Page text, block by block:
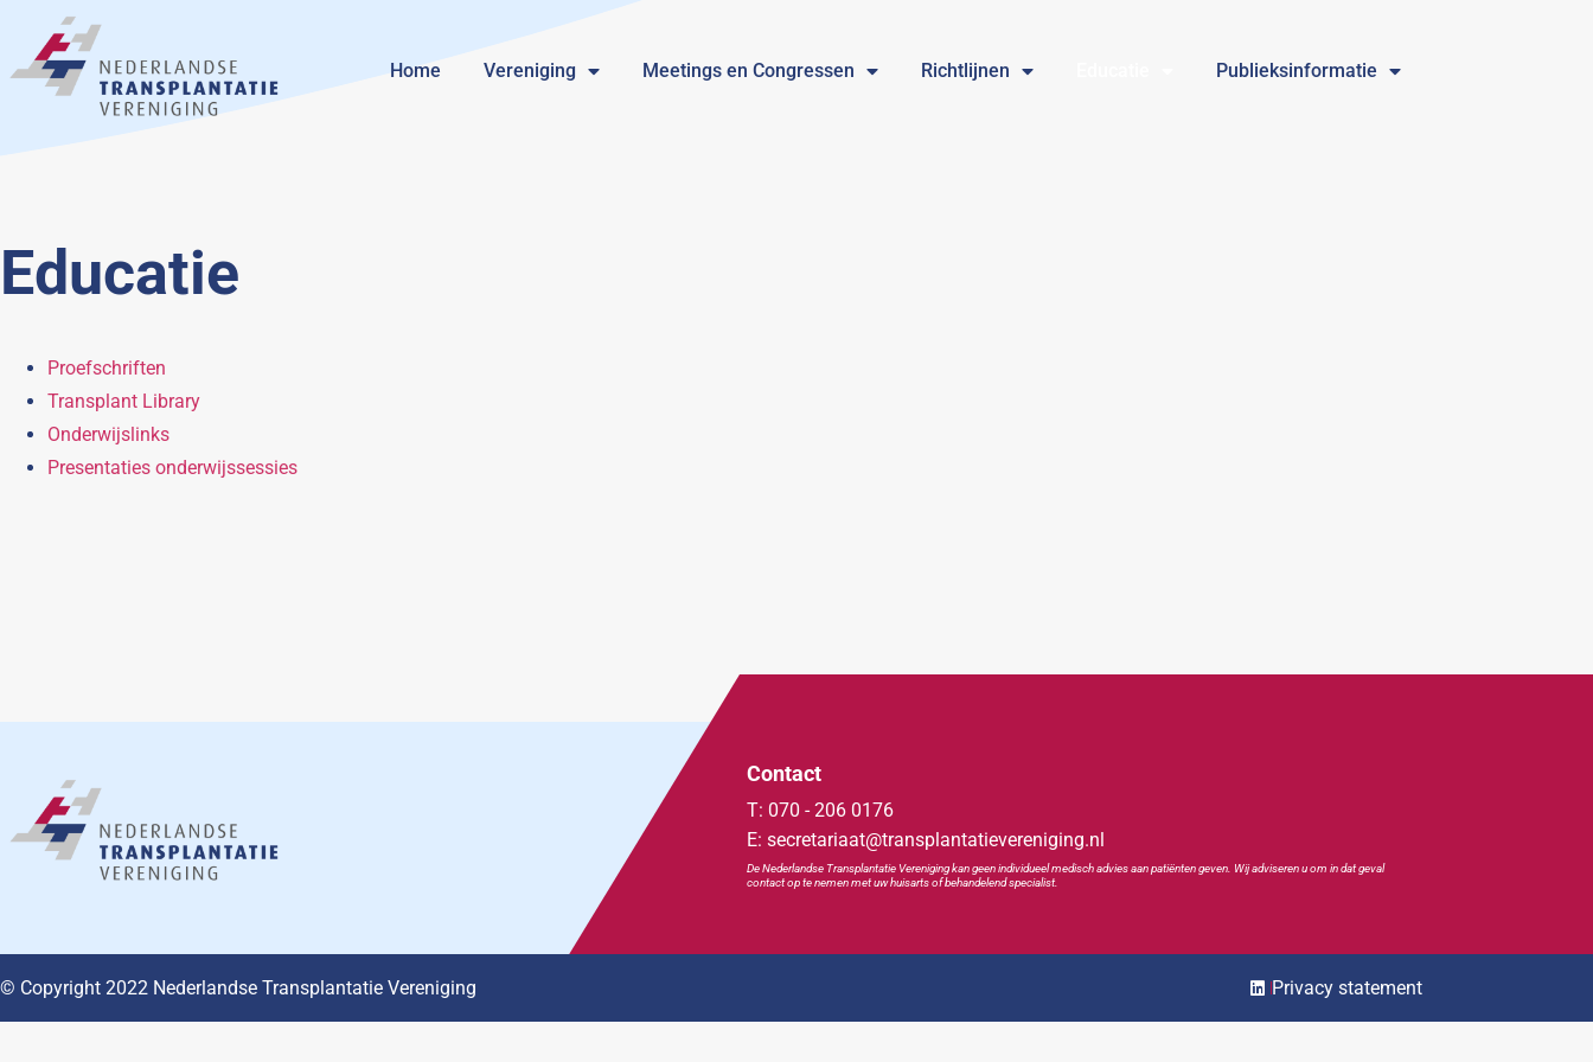
Home Vereniging Meetings en Congressen Richtlijnen Publieksinformatie
Educatie
Proefschriften
Transplant Library
Onderwijslinks
Presentaties onderwijssessies
Contact
T: 070 - 206 0176
E: secretariaat@transplantatievereniging.nl
De Nederlandse Transplantatie Vereniging kan geen individueel medisch advies aan patiënten geven. Wij adviseren u om in dat geval
contact op te nemen met uw huisarts of behandelend specialist.
© Copyright 2022 Nederlandse Transplantatie Vereniging Privacy statement